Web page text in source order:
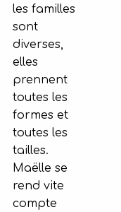
les familles
sont
diverses,
elles
prennent
toutes les
formes et
toutes les
tailles.
Maëlle se
rend vite
compte